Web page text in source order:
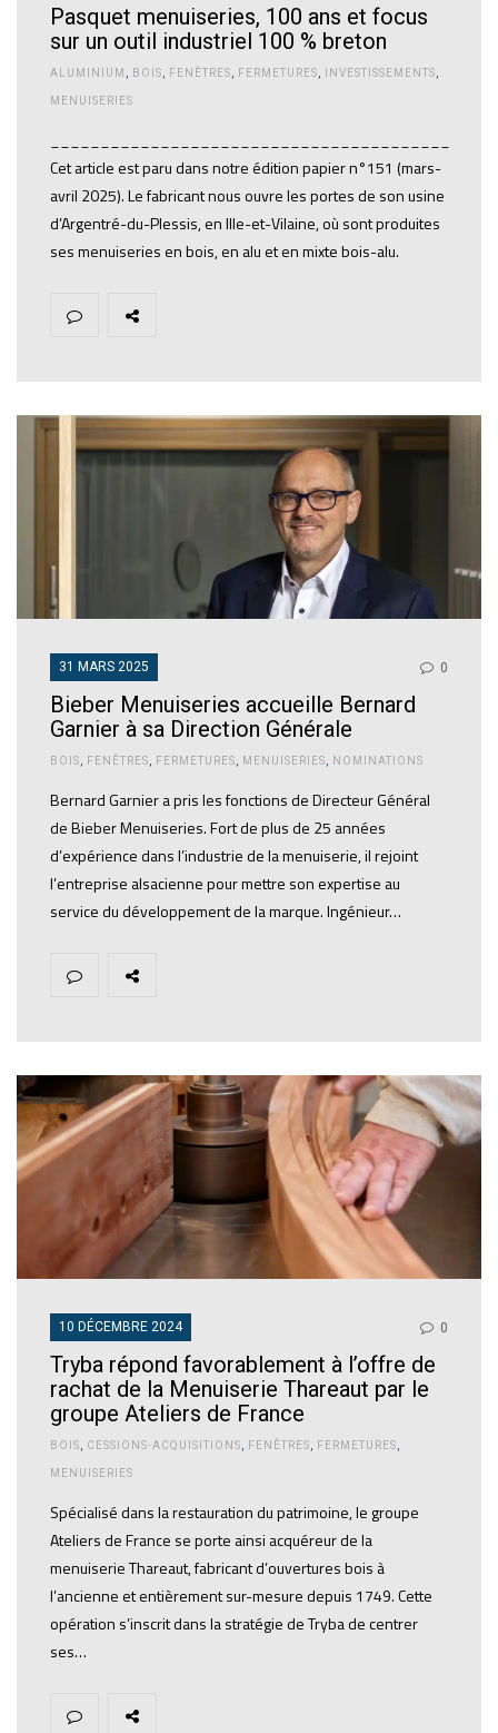
Pasquet menuiseries, 100 ans et focus
sur un outil industriel 100 % breton
ALUMINIUM BOIS FENÊTRES FERMETURES INVESTISSEMENTS
MENUISERIES
Cet article est paru dans notre édition papier n°151 (mars-
avril 2025). Le fabricant nous ouvre les portes de son usine
d’Argentré-du-Plessis, en Ille-et-Vilaine, où sont produites
ses menuiseries en bois, en alu et en mixte bois-alu.
31 MARS 2025 0
Bieber Menuiseries accueille Bernard
Garnier à sa Direction Générale
BOIS FENÊTRES FERMETURES MENUISERIES NOMINATIONS
Bernard Garnier a pris les fonctions de Directeur Général
de Bieber Menuiseries. Fort de plus de 25 années
d’expérience dans l’industrie de la menuiserie, il rejoint
l’entreprise alsacienne pour mettre son expertise au
service du développement de la marque. Ingénieur…
10 DÉCEMBRE 2024 0
Tryba répond favorablement à l’offre de
rachat de la Menuiserie Thareaut par le
groupe Ateliers de France
BOIS CESSIONS-ACQUISITIONS FENÊTRES FERMETURES
MENUISERIES
Spécialisé dans la restauration du patrimoine, le groupe
Ateliers de France se porte ainsi acquéreur de la
menuiserie Thareaut, fabricant d’ouvertures bois à
l’ancienne et entièrement sur-mesure depuis 1749. Cette
opération s’inscrit dans la stratégie de Tryba de centrer
ses…